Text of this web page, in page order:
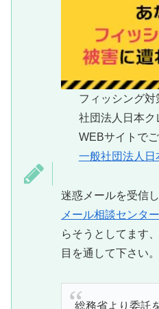
フィッシング
社団法人日本
WEBサイトで
一般社団法人日
迷惑メールを受信
メール相談センター
らそうとしてます
目を通して下さい。
総務省より委託